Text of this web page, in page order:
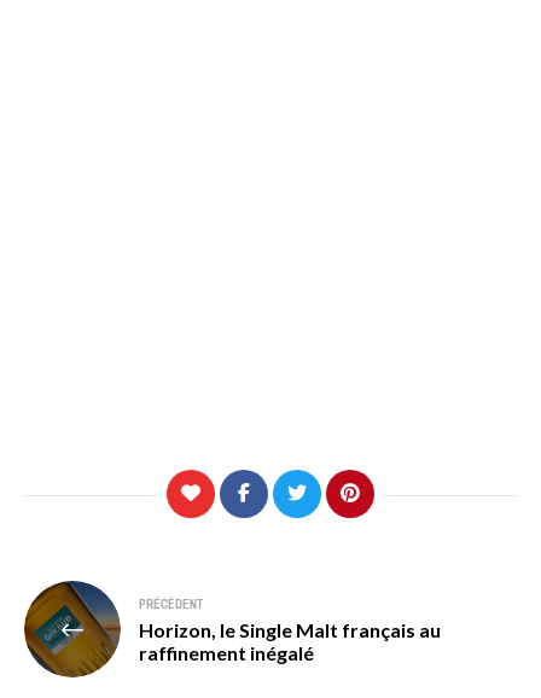
Navigation
de
l’article
PRÉCÉDENT
Horizon, le Single Malt français au
raffinement inégalé